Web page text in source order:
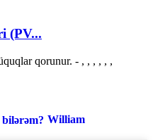
(PV...
qorunur. - , , , , , ,
William